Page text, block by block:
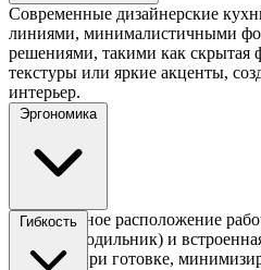
Современные дизайнерские
линиями, минималистичными
решениями, такими как скрытая
текстуры или яркие акценты,
интерьер.
Эргономика
Продуманное расположение
плита, холодильник) и
удобство при готовке,
Гибкость